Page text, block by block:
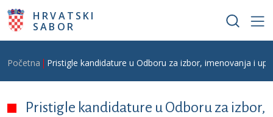
Skoči na glavni sadržaj
HRVATSKI
SABOR
Breadcrumb
Početna Pristigle kandidature u Odboru za izbor, imenovanja i
Pristigle kandidature u Odboru za izbor,